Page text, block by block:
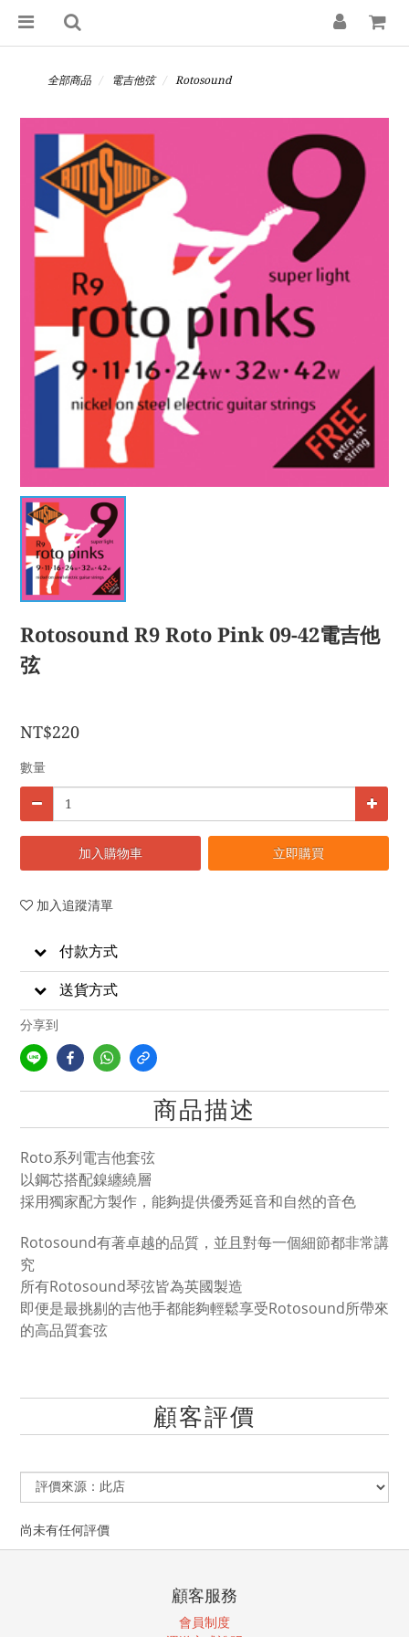
全部商品 電吉他弦 Rotosound
Rotosound R9 Roto Pink 09-42電吉他
弦
NT$220
數量
加入購物車 立即購買
加入追蹤清單
付款方式
送貨方式
分享到
商品描述
Roto系列電吉他套弦
以鋼芯搭配鎳纏繞層
採用獨家配方製作，能夠提供優秀延音和自然的音色
Rotosound有著卓越的品質，並且對每一個細節都非常講
究
所有Rotosound琴弦皆為英國製造
即便是最挑剔的吉他手都能夠輕鬆享受Rotosound所帶來
的高品質套弦
顧客評價
尚未有任何評價
顧客服務
會員制度